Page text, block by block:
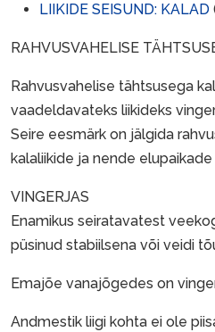
LIIKIDE SEISUND: KALAD
RAHVUSVAHELISE
Rahvusvahelise tähtsusega
vaadeldavateks liikideks
Seire eesmärk on jälgida
kalaliikide ja nende
VINGERJAS
Enamikus seiratavatest
püsinud stabiilsena või veidi
Emajõe vanajõgedes on
Andmestik liigi kohta ei ole